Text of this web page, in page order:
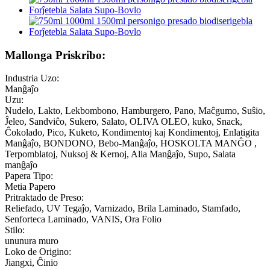
Mallonga Priskribo:
Industria Uzo:
Manĝaĵo
Uzu:
Nudelo, Lakto, Lekbombono, Hamburgero, Pano, Maĉgumo, Suŝio,
Ĵeleo, Sandviĉo, Sukero, Salato, OLIVA OLEO, kuko, Snack,
Ĉokolado, Pico, Kuketo, Kondimentoj kaj Kondimentoj, Enlatigita
Manĝaĵo, BONDONO, Bebo-Manĝaĵo, HOSKOLTA MANĜO ,
Terpomblatoj, Nuksoj & Kernoj, Alia Manĝaĵo, Supo, Salata
manĝaĵo
Papera Tipo:
Metia Papero
Pritraktado de Preso:
Reliefado, UV Tegaĵo, Varnizado, Brila Laminado, Stamfado,
Senforteca Laminado, VANIS, Ora Folio
Stilo:
ununura muro
Loko de Origino:
Jiangxi, Ĉinio